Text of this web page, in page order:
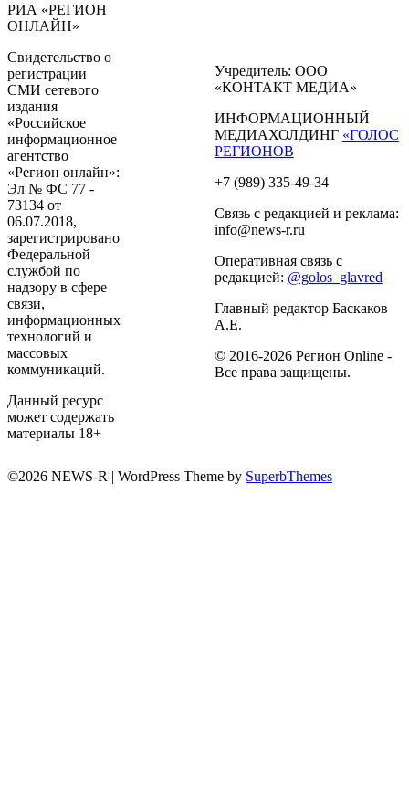
РИА «РЕГИОН
ОНЛАЙН»
Свидетельство о
регистрации
СМИ сетевого
издания
«Российское
информационное
агентство
«Регион онлайн»:
Эл № ФС 77 -
73134 от
06.07.2018,
зарегистрировано
Федеральной
службой по
надзору в сфере
связи,
информационных
технологий и
массовых
коммуникаций.
Данный ресурс
может содержать
материалы 18+
Учредитель: ООО
«КОНТАКТ МЕДИА»
ИНФОРМАЦИОННЫЙ
МЕДИАХОЛДИНГ «ГОЛОС
РЕГИОНОВ
+7 (989) 335-49-34
Связь с редакцией и реклама:
info@news-r.ru
Оперативная связь с
редакцией: @golos_glavred
Главный редактор Баскаков
А.Е.
© 2016-2026 Регион Online -
Все права защищены.
©2026 NEWS-R | WordPress Theme by SuperbThemes